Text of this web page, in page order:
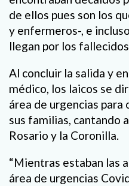
de ellos pues son los
y enfermeros-, e
llegan por los
Al concluir la salida y
médico, los laicos se
área de urgencias
sus familias, cantando
Rosario y la Coronilla.
“Mientras estaban las
área de urgencias